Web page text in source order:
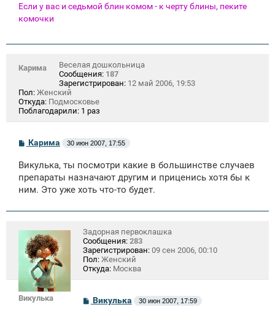
Если у вас и седьмой блин комом - к черту блины, пеките
комочки
Карима
Веселая дошкольница
Сообщения: 187
Зарегистрирован: 12 май 2006, 19:53
Пол: Женский
Откуда: Подмосковье
Поблагодарили: 1 раз
С
б
щ
е
н
е
Карима 30 июн 2007, 17:55
Викулька, ты посмотри какие в большинстве случаев
препараты назначают другим и приценись хотя бы к
ним. Это уже хоть что-то будет.
Викулька
Задорная первоклашка
Сообщения: 283
Зарегистрирован: 09 сен 2006, 00:10
Пол: Женский
Откуда: Москва
СВикулька 30 июн 2007, 17:59